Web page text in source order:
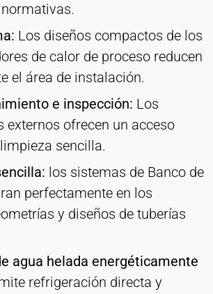
Los diseños compactos de los
de calor de proceso reducen
el área de instalación.
e inspección: Los
externos ofrecen un acceso
sencilla.
los sistemas de Banco de
perfectamente en los
y diseños de tuberías
agua helada energéticamente
refrigeración directa y